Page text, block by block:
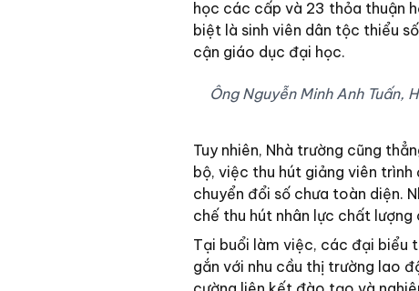
học các cấp và 23 thỏa thuận
biệt là sinh viên dân tộc thiểu
cận giáo dục đại học.
Ông Nguyễn Minh Anh Tuấn,
Tuy nhiên, Nhà trường cũng
bộ, việc thu hút giảng viên
chuyển đổi số chưa toàn diện.
chế thu hút nhân lực chất
Tại buổi làm việc, các đại biểu
gắn với nhu cầu thị trường lao